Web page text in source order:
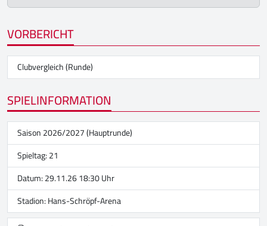
VORBERICHT
Clubvergleich (Runde)
SPIELINFORMATION
Saison 2026/2027 (Hauptrunde)
Spieltag: 21
Datum: 29.11.26 18:30 Uhr
Stadion:Hans-Schröpf-Arena